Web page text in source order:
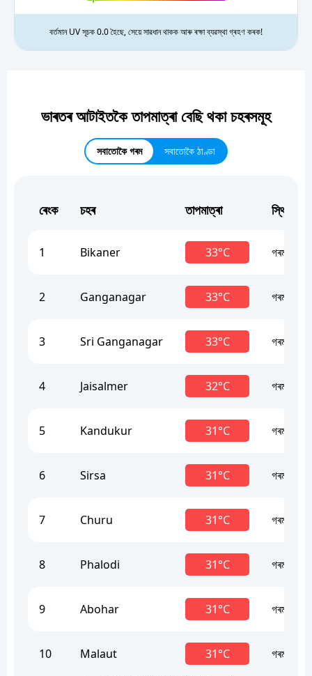
বৰ্তমান UV সূচক 0.0 হৈছে, সেয়ে সাৱধান থাকক আৰু ৰক্ষা ব্যৱস্থা গ্ৰহণ কৰক!
ভাৰতৰ আটাইতকৈ তাপমাত্ৰা বেছি থকা চহৰসমূহ
সবাতোকৈ গৰম সবাতোকৈ ঠাণ্ডা
ৰেংক চহৰ তাপমাত্ৰা স্থিতি
1 Bikaner 33°C গৰম
2 Ganganagar 33°C গৰম
3 Sri Ganganagar 33°C গৰম
4 Jaisalmer 32°C গৰম
5 Kandukur 31°C গৰম
6 Sirsa 31°C গৰম
7 Churu 31°C গৰম
8 Phalodi 31°C গৰম
9 Abohar 31°C গৰম
10 Malaut 31°C গৰম